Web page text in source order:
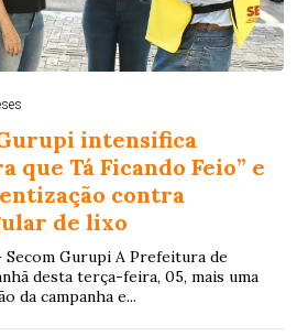
intensifica
que Tá Ficando Feio” e
contra
de lixo
Gurupi A Prefeitura de
desta terça-feira, 05, mais uma
da campanha e...